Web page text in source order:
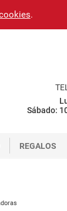
.
Sábado:
REGALOS